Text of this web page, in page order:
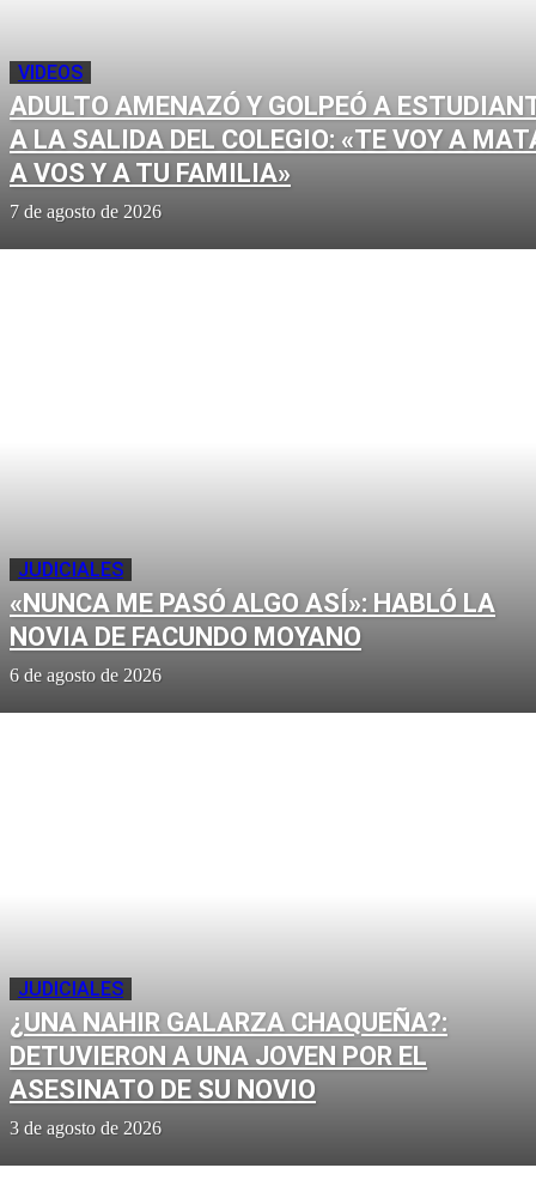
VIDEOS
ADULTO AMENAZÓ Y GOLPEÓ A
A LA SALIDA DEL COLEGIO: «TE VOY A
A VOS Y A TU FAMILIA»
7 de agosto de 2026
JUDICIALES
«NUNCA ME PASÓ ALGO ASÍ»: HABLÓ LA
NOVIA DE FACUNDO MOYANO
6 de agosto de 2026
JUDICIALES
¿UNA NAHIR GALARZA CHAQUEÑA?:
DETUVIERON A UNA JOVEN POR EL
ASESINATO DE SU NOVIO
3 de agosto de 2026